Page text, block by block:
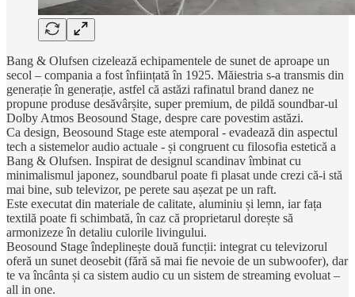
Bang & Olufsen cizelează echipamentele de sunet de aproape un
secol – compania a fost înființată în 1925. Măiestria s-a transmis din
generație în generație, astfel că astăzi rafinatul brand danez ne
propune produse desăvârșite, super premium, de pildă soundbar-ul
Dolby Atmos Beosound Stage, despre care povestim astăzi.
Ca design, Beosound Stage este atemporal - evadează din aspectul
tech a sistemelor audio actuale - și congruent cu filosofia estetică a
Bang & Olufsen. Inspirat de designul scandinav îmbinat cu
minimalismul japonez, soundbarul poate fi plasat unde crezi că-i stă
mai bine, sub televizor, pe perete sau așezat pe un raft.
Este executat din materiale de calitate, aluminiu și lemn, iar fața
textilă poate fi schimbată, în caz că proprietarul dorește să
armonizeze în detaliu culorile livingului.
Beosound Stage îndeplinește două funcții: integrat cu televizorul
oferă un sunet deosebit (fără să mai fie nevoie de un subwoofer), dar
te va încânta și ca sistem audio cu un sistem de streaming evoluat –
all in one.